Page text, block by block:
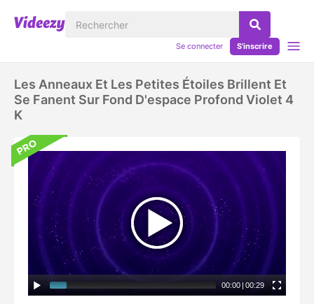
Se connecter S'inscrire
Les Anneaux Et Les Petites Étoiles Brillent Et
Se Fanent Sur Fond D'espace Profond Violet 4
K
00:00 | 00:29